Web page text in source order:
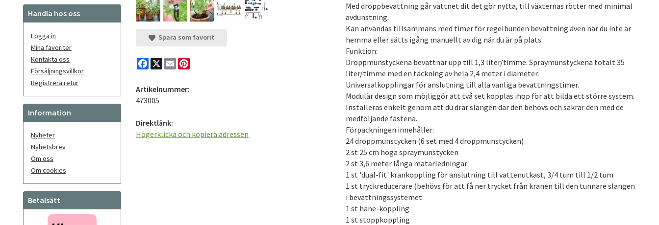
Handla hos oss
Logga in
Mina favoriter
Kontakta oss
Försäljningsvillkor
Registrera retur
Information
Nyheter
Nyhetsbrev
Om oss
Om cookies
Betalsätt
Med droppbevattning går vattnet dit det gör nytta, till växternas rötter med minimal
avdunstning.
Kan användas tillsammans med timer för regelbunden bevattning även när du inte är
hemma eller sätts igång manuellt av dig när du är på plats.
Funktion:
Droppmunstyckena bevattnar upp till 1,3 liter/timme. Spraymunstyckena totalt 35
liter/timme med en täckning av hela 2,4 meter i diameter.
Universalkopplingar för anslutning till alla vanliga bevattningstimer.
Modulär design som möjliggör att två set kopplas ihop för att bilda ett större system.
Installeras enkelt genom att du drar slangen där den behövs och säkrar den med de
medföljande fästena.
Förpackningen innehåller:
24 droppmunstycken (6 set med 4 droppmunstycken)
2 st 25 cm höga spraymunstycken
2 st 3,6 meter långa matarledningar
1 st 'dual-fit' krankoppling för anslutning till vattenutkast, 3/4 tum till 1/2 tum
1 st tryckreducerare (behövs för att få ner trycket från kranen till den tunnare slangen
i bevattningssystemet
1 st hane-koppling
1 st stoppkoppling
Spara som favorit
Facebook
X Email
Artikelnummer:
473005
Direktlänk:
Högerklicka och kopiera adressen